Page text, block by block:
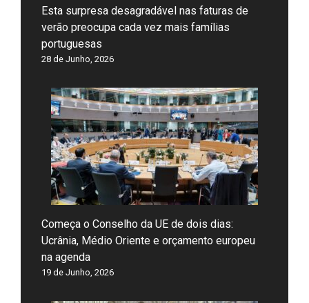
Esta surpresa desagradável nas faturas de
verão preocupa cada vez mais famílias
portuguesas
28 de Junho, 2026
Começa o Conselho da UE de dois dias:
Ucrânia, Médio Oriente e orçamento europeu
na agenda
19 de Junho, 2026